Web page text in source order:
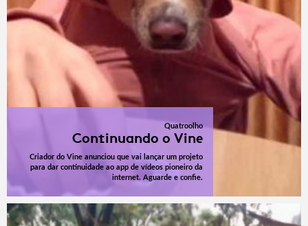
Quatroolho
Continuando o Vine
Criador do Vine anunciou que vai lançar um projeto
para dar continuidade ao app de vídeos pioneiro da
internet. Aguarde e confie.